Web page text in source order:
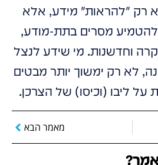
רק "להראות" מידע, אלא
להטמיע מסרים בתת-מודע,
וחדשנות. מי שידע לנצל
לא רק ימשוך יותר מבטים
על ליבו (וכיסו) של הצרכן.
מאמר הבא